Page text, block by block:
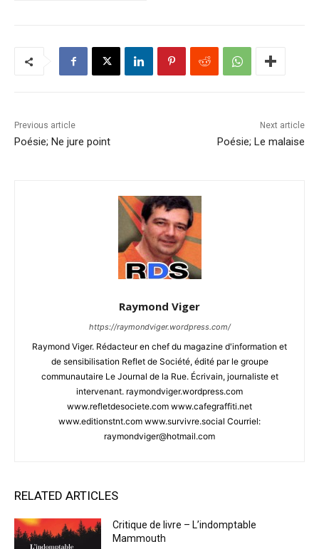
Previous article
Poésie; Ne jure point
Next article
Poésie; Le malaise
Raymond Viger
https://raymondviger.wordpress.com/
Raymond Viger. Rédacteur en chef du magazine d'information et
de sensibilisation Reflet de Société, édité par le groupe
communautaire Le Journal de la Rue. Écrivain, journaliste et
intervenant. raymondviger.wordpress.com
www.refletdesociete.com www.cafegraffiti.net
www.editionstnt.com www.survivre.social Courriel:
raymondviger@hotmail.com
RELATED ARTICLES
Critique de livre – L’indomptable
Mammouth